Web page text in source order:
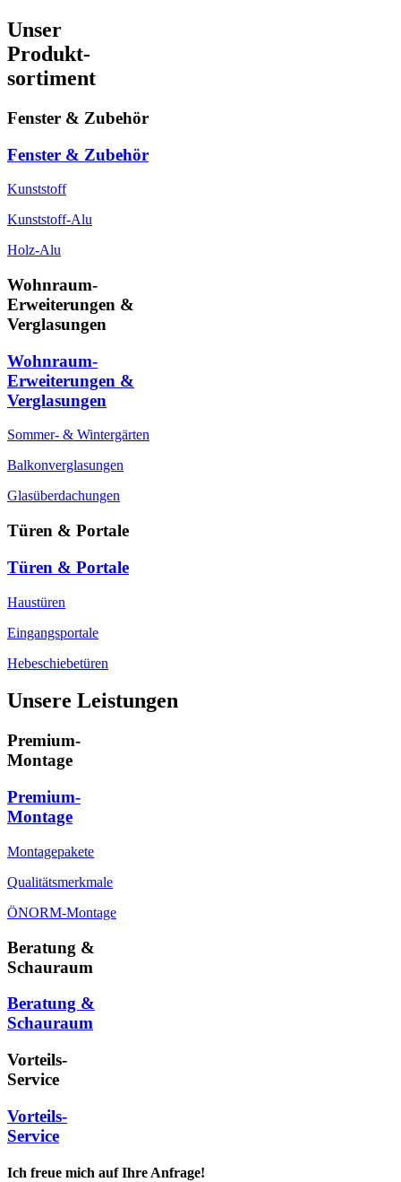
Unser
Produkt-
sortiment
Fenster & Zubehör
Fenster & Zubehör
Kunststoff
Kunststoff-Alu
Holz-Alu
Wohnraum-
Erweiterungen &
Verglasungen
Wohnraum-
Erweiterungen &
Verglasungen
Sommer- & Wintergärten
Balkonverglasungen
Glasüberdachungen
Türen & Portale
Türen & Portale
Haustüren
Eingangsportale
Hebeschiebetüren
Unsere Leistungen
Premium-
Montage
Premium-
Montage
Montagepakete
Qualitätsmerkmale
ÖNORM-Montage
Beratung &
Schauraum
Beratung &
Schauraum
Vorteils-
Service
Vorteils-
Service
Ich freue mich auf Ihre Anfrage!